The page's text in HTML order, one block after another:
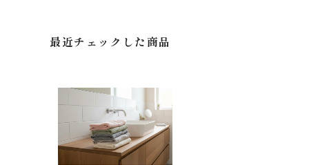
最近チェックした商品